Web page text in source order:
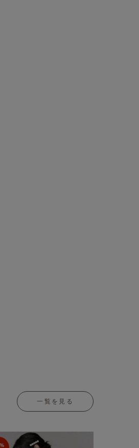
一覧を見る